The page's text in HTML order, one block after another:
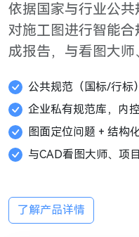
依据国家与行业公共
对施工图进行智能
成报告，与看图大
公共规范（国标/行标
企业私有规范库，内
图面定位问题 + 结构
与CAD看图大师、项
了解产品详情